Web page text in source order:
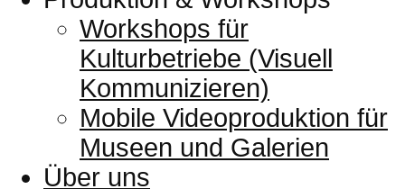
Workshops für
Kulturbetriebe (Visuell
Kommunizieren)
Mobile Videoproduktion für
Museen und Galerien
Über uns